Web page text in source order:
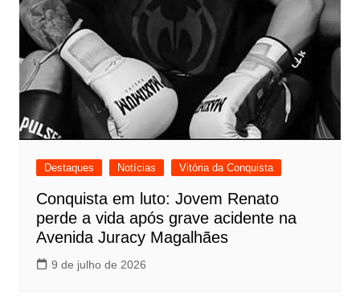
Destaques Notícias Vitória da Conquista
Conquista em luto: Jovem Renato
perde a vida após grave acidente na
Avenida Juracy Magalhães
9 de julho de 2026